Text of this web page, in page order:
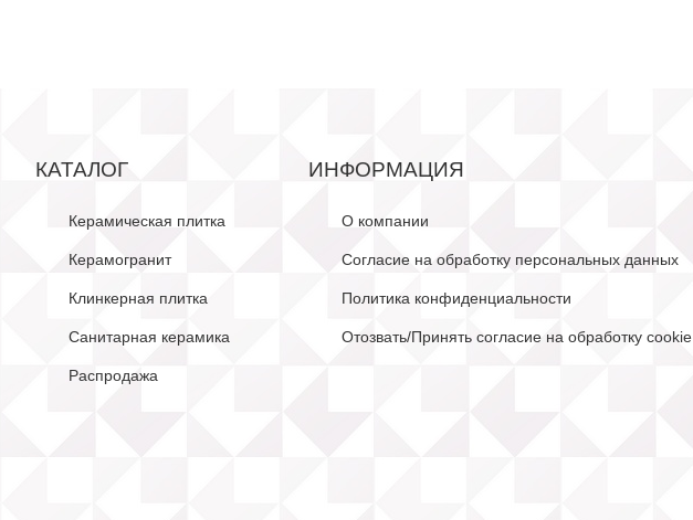
КАТАЛОГ
Керамическая плитка
Керамогранит
Клинкерная плитка
Санитарная керамика
Распродажа
ИНФОРМАЦИЯ
О компании
Согласие на обработку персональных данных
Политика конфиденциальности
Отозвать/Принять согласие на обработку cookie